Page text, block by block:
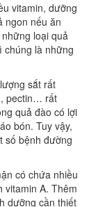
vitamin, dưỡng
ngon nếu ăn
loại quả
là những
sắt rất
pectin… rất
quả đào có lợi
bón. Tuy vậy,
số bệnh đường
có chứa nhiều
vitamin A. Thêm
dưỡng cần thiết